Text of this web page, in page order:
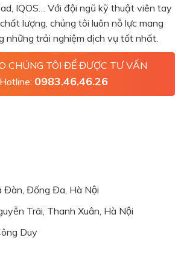
IQOS… Với đội ngũ kỹ thuật viên tay
lượng, chúng tôi luôn nỗ lực mang
những trải nghiệm dịch vụ tốt nhất.
CHÚNG TÔI ĐỂ ĐƯỢC TƯ VẤN
Hotline: 0983.46.46.26
Đàn, Đống Đa, Hà Nội
Trãi, Thanh Xuân, Hà Nội
Duy